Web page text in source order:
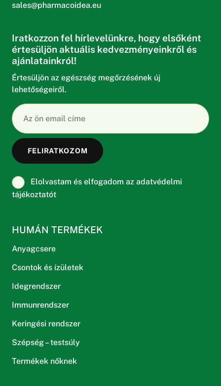
sales@pharmacoidea.eu
Iratkozzon fel hírlevelünkre, hogy elsőként
értesüljön aktuális kedvezményeinkről és
ajánlatainkról!
Értesüljön az egészség megőrzésének új
lehetőségeiről.
Elolvastam és elfogadom az adatvédelmi
tájékoztatót
HUMÁN TERMÉKEK
Anyagcsere
Csontok és ízületek
Idegrendszer
Immunrendszer
Keringési rendszer
Szépség – testsúly
Termékek nőknek